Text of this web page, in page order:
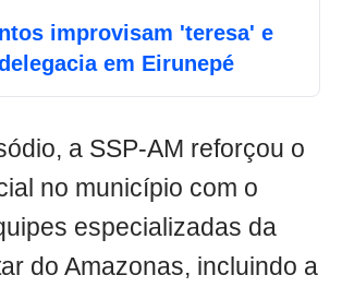
improvisam 'teresa' e
em Eirunepé
a SSP-AM reforçou o
no município com o
especializadas da
do Amazonas, incluindo a